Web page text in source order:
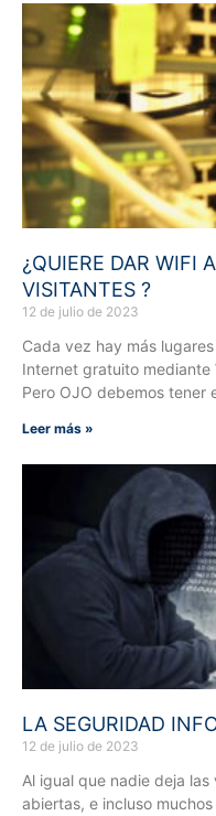
¿QUIERE DAR WIFI
VISITANTES ?
12 de julio de 2023
Cada vez hay más
Internet gratuito mediante
Pero OJO debemos tener
Leer más »
LA SEGURIDAD
12 de julio de 2023
Al igual que nadie deja
abiertas, e incluso